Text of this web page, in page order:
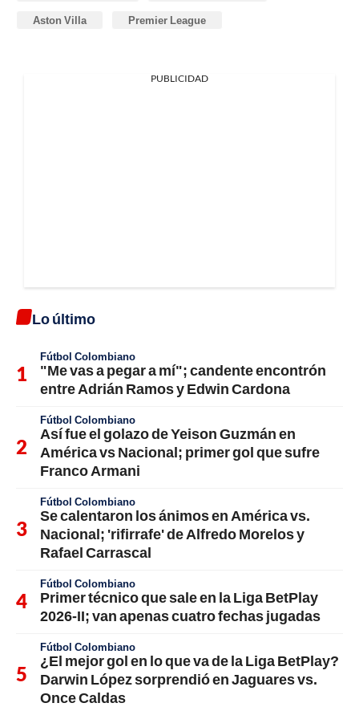
Aston Villa Premier League
PUBLICIDAD
Lo último
Fútbol Colombiano
"Me vas a pegar a mí"; candente encontrón
entre Adrián Ramos y Edwin Cardona
Fútbol Colombiano
Así fue el golazo de Yeison Guzmán en
América vs Nacional; primer gol que sufre
Franco Armani
Fútbol Colombiano
Se calentaron los ánimos en América vs.
Nacional; 'rifirrafe' de Alfredo Morelos y
Rafael Carrascal
Fútbol Colombiano
Primer técnico que sale en la Liga BetPlay
2026-II; van apenas cuatro fechas jugadas
Fútbol Colombiano
¿El mejor gol en lo que va de la Liga BetPlay?
Darwin López sorprendió en Jaguares vs.
Once Caldas